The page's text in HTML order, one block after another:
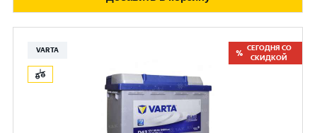
VARTA
СЕГОДНЯ СО
СКИДКОЙ